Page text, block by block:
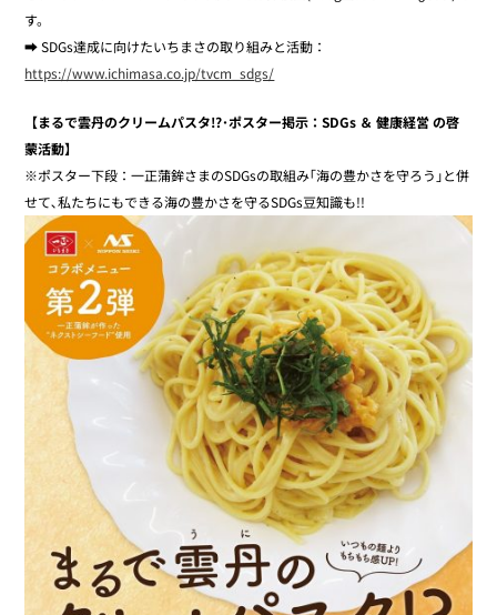
す。
➡ SDGs達成に向けたいちまさの取り組みと活動：
https://www.ichimasa.co.jp/tvcm_sdgs/
【まるで雲丹のクリームパスタ!?･ポスター掲示：SDGs ＆ 健康経営 の啓
蒙活動】
※ポスター下段：一正蒲鉾さまのSDGsの取組み｢海の豊かさを守ろう｣と併
せて､私たちにもできる海の豊かさを守るSDGs豆知識も!!